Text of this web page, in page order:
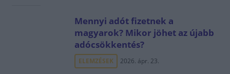
Mennyi adót fizetnek a
magyarok? Mikor jöhet az újabb
adócsökkentés?
ELEMZÉSEK 2026. ápr. 23.